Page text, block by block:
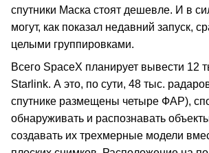
спутники Маска стоят дешевле. И в
могут, как показал недавний запуск,
целыми группировками.
Всего SpaceX планирует вывести 12
Starlink. А это, по сути, 48 тыс.
спутнике размещены четыре ФАР),
обнаруживать и распознавать
создавать их трехмерные модели